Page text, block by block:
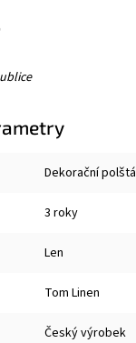
Dekorační
3 roky
Len
Tom Linen
Český výrobek